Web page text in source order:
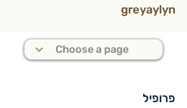
greyaylyn
פרופיל